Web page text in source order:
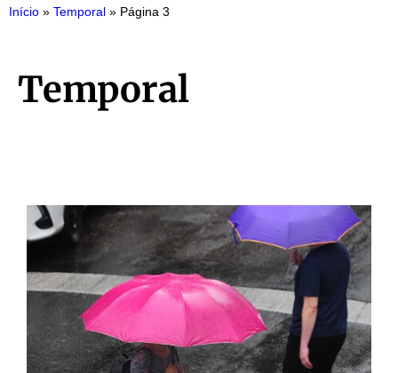
Início » Temporal » Página 3
Temporal